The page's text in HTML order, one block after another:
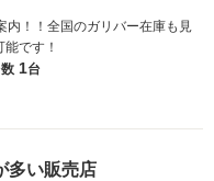
内！！全国のガリバー在庫も見
です！
1台
多い販売店